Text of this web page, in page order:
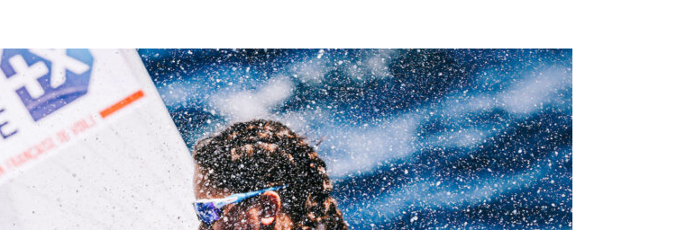
13Fév
Class40, Classe Ultim 32/23,Course au Large,IMOCA,Multi50 - Ocean Fifty,Transat Café l'Or,Transat Jacques Vabre
4 classes, 4 parcours, 4 duos vainqueurs
Source
Transat Café l'Or
13 février 2025
0